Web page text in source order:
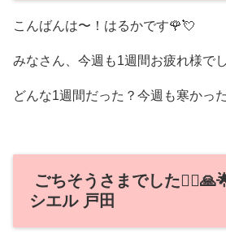
こんばんは〜！はるかです🌹💘
みなさん、今週も1週間お疲れ様で
どんな1週間だった？今週も寒か
ごちそうさまでした
シエル 戸田